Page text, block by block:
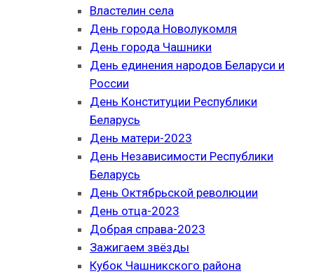
Властелин села
День города Новолукомля
День города Чашники
День единения народов Беларуси и
России
День Конституции Республики
Беларусь
День матери-2023
День Независимости Республики
Беларусь
День Октябрьской революции
День отца-2023
Добрая справа-2023
Зажигаем звёзды
Кубок Чашникского района